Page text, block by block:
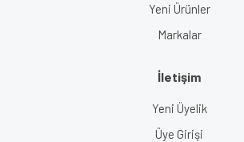
Yeni Ürünler
Markalar
İletişim
Yeni Üyelik
Üye Girişi